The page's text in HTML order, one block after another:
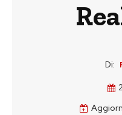
Di: